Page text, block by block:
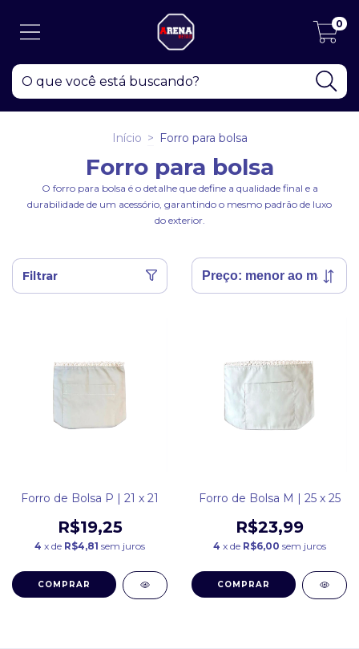
0
Início > Forro para bolsa
Forro para bolsa
O forro para bolsa é o detalhe que define a qualidade final e a
durabilidade de um acessório, garantindo o mesmo padrão de luxo
do exterior.
Filtrar
Forro de Bolsa P | 21 x 21
R$19,25
4 x de R$4,81 sem juros
COMPRAR
Forro de Bolsa M | 25 x 25
R$23,99
4 x de R$6,00 sem juros
COMPRAR